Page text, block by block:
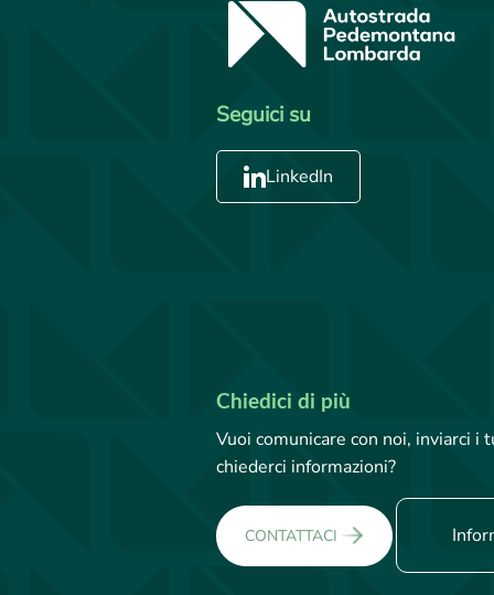
Seguici su
LinkedIn
Chiedici di più
Vuoi comunicare con noi, inviarci
chiederci informazioni?
CONTATTACI